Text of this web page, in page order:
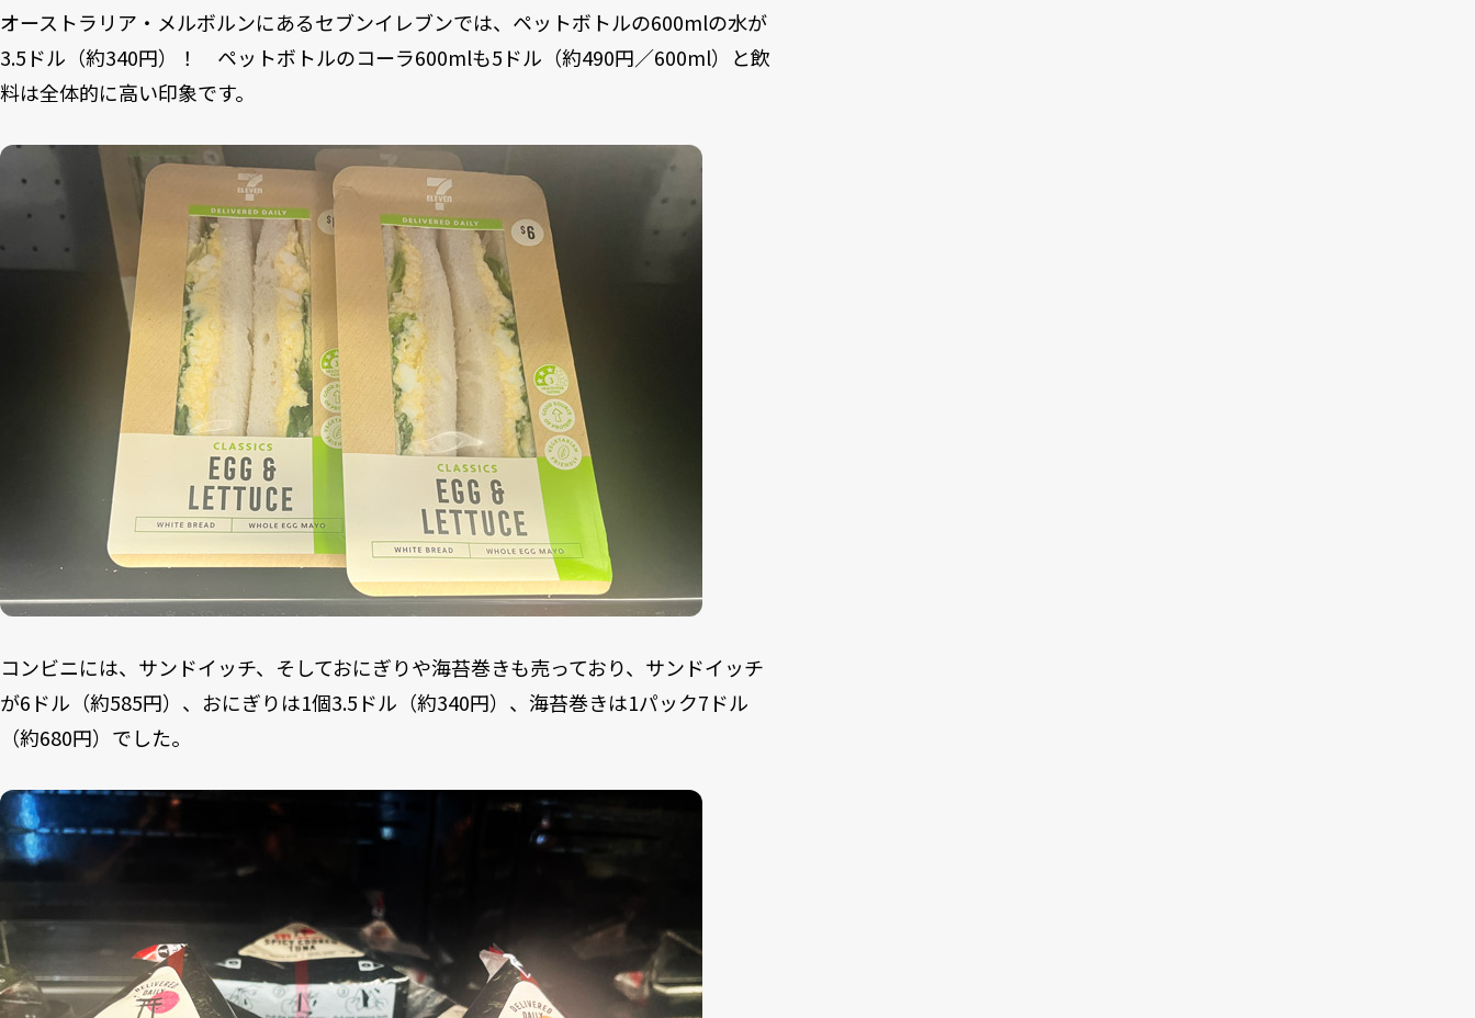
オーストラリア・メルボルンにあるセブンイレブンでは、ペットボトルの600mlの水が
3.5ドル（約340円）！ ペットボトルのコーラ600mlも5ドル（約490円／600ml）と飲
料は全体的に高い印象です。
コンビニには、サンドイッチ、そしておにぎりや海苔巻きも売っており、サンドイッチ
が6ドル（約585円）、おにぎりは1個3.5ドル（約340円）、海苔巻きは1パック7ドル
（約680円）でした。